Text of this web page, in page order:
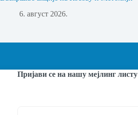
6. август 2026.
Пријави се на нашу мејлинг листу